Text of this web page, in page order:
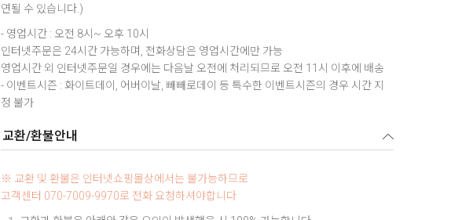
연될 수 있습니다.)
- 영업시간 : 오전 8시~ 오후 10시
인터넷주문은 24시간 가능하며, 전화상담은 영업시간에만 가능
영업시간 외 인터넷주문일 경우에는 다음날 오전에 처리되므로 오전 11시 이후에 배송
- 이벤트시즌 : 화이트데이, 어버이날, 빼빼로데이 등 특수한 이벤트시즌의 경우 시간 지
정 불가
교환/환불안내
※ 교환 및 환불은 인터넷쇼핑몰상에서는 불가능하므로
고객센터 070-7009-9970로 전화 요청하셔야합니다